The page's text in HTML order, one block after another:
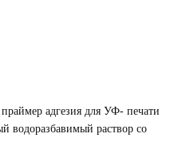
адгезия для УФ- печати
водоразбавимый раствор со